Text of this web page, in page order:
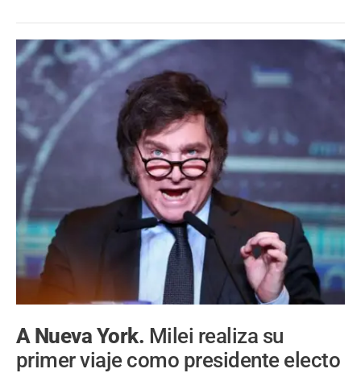
A Nueva York. Milei realiza su
primer viaje como presidente electo